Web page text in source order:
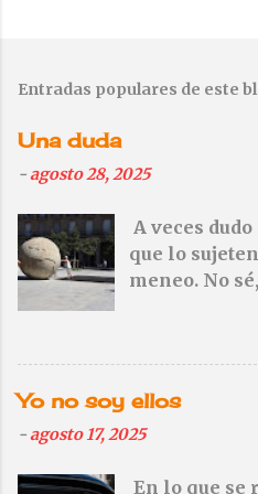
Entradas populares de este
Una duda
-agosto 28, 2025
A veces
que lo
meneo. No
olvides de
tampoco—
Yo no soy ellos
-agosto 17, 2025
En lo que se